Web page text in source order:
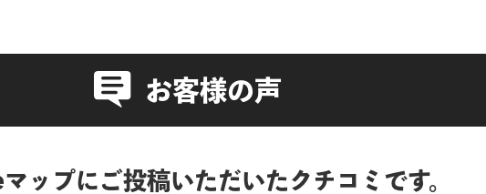
お客様の声
ップにご投稿いただいたクチコミです。